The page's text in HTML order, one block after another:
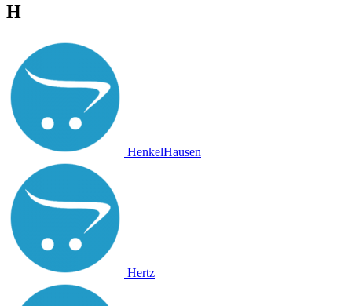
H
HenkelHausen
Hertz